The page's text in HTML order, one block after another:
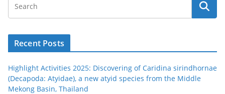
Recent Posts
Highlight Activities 2025: Discovering of Caridina sirindhornae
(Decapoda: Atyidae), a new atyid species from the Middle
Mekong Basin, Thailand